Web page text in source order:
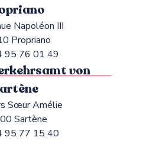
Napoléon III
Propriano
95 76 01 49
von
Sœur Amélie
Sartène
95 77 15 40